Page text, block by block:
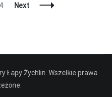
Next
Łapy Żychlin. Wszelkie prawa